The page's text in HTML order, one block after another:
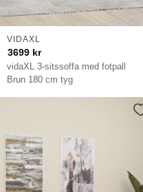
vidaXL 3-sitssoffa med fotpall
Brun 180 cm tyg
VIDAXL
3699 kr